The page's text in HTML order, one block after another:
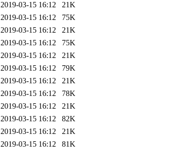
2019-03-15 16:12
21K
2019-03-15 16:12
75K
2019-03-15 16:12
21K
2019-03-15 16:12
75K
2019-03-15 16:12
21K
2019-03-15 16:12
79K
2019-03-15 16:12
21K
2019-03-15 16:12
78K
2019-03-15 16:12
21K
2019-03-15 16:12
82K
2019-03-15 16:12
21K
2019-03-15 16:12
81K